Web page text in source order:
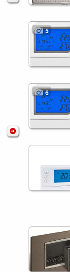
5
6